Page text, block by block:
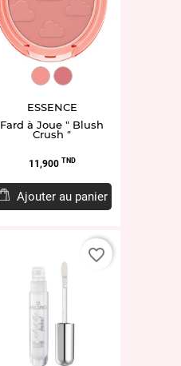
ET958663.120
ET958467.150
ESSENCE
Fard à Joue " Blush
Crush "
Prix
11,900 TND
Ajouter au panier
favorite_border